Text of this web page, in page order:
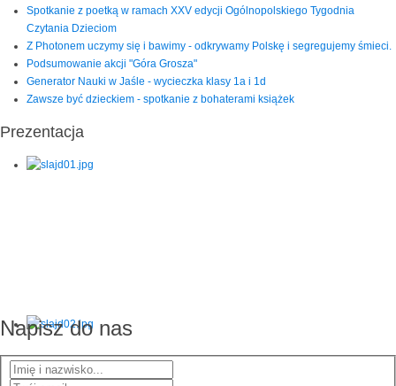
Spotkanie z poetką w ramach XXV edycji Ogólnopolskiego Tygodnia
Czytania Dzieciom
Z Photonem uczymy się i bawimy - odkrywamy Polskę i segregujemy śmieci.
Podsumowanie akcji "Góra Grosza"
Generator Nauki w Jaśle - wycieczka klasy 1a i 1d
Zawsze być dzieckiem - spotkanie z bohaterami książek
Prezentacja
Napisz do nas